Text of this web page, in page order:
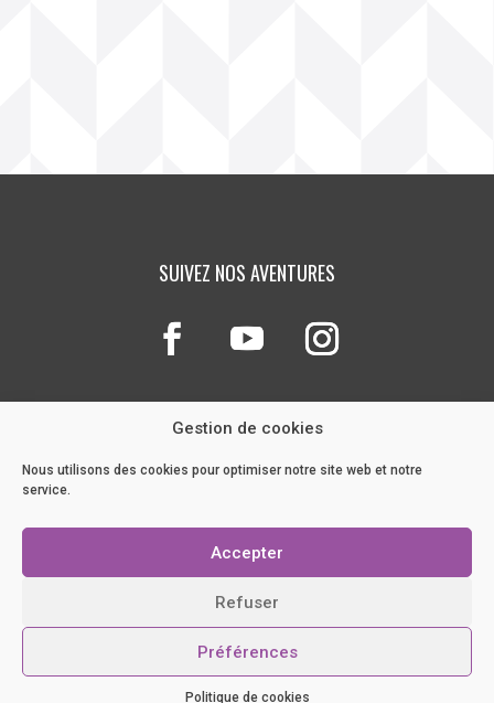
Gestion de cookies
Nous utilisons des cookies pour optimiser notre site web et notre
service.
Accepter
Refuser
Préférences
Politique de cookies
SUIVEZ NOS AVENTURES
NOTRE BLOG
POLITIQUE DE COOKIES
CRÉATION ORIGINALEMOOXY.CO
PRUSSIK